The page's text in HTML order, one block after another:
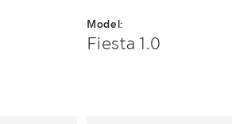
Model:
Fiesta 1.0